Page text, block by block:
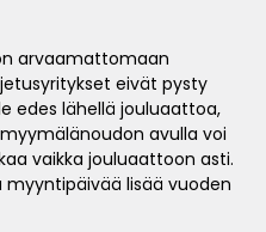
arvaamattomaan
eivät pysty
edes lähellä jouluaattoa,
avulla voi
vaikka jouluaattoon asti.
lisää vuoden